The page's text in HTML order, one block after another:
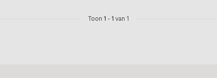
Toon 1 - 1 van 1